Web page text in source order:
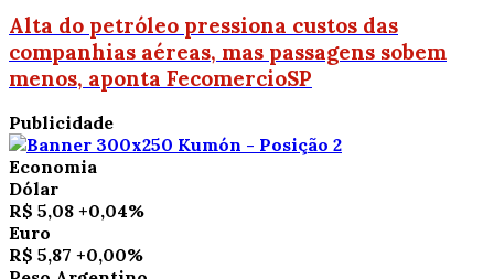
Alta do petróleo pressiona custos das
companhias aéreas, mas passagens sobem
menos, aponta FecomercioSP
Publicidade
Economia
Dólar
R$ 5,08 +0,04%
Euro
R$ 5,87 +0,00%